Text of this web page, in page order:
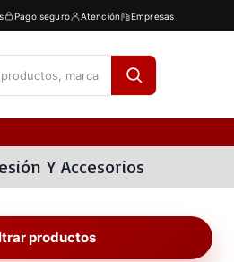
Pago seguro Atención Empresas
Y Accesorios
productos